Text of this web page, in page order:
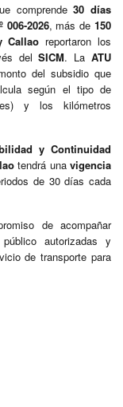
comprende30 días
2026, más de150
Callao reportaron los
delSICM. LaATU
del subsidio que
según el tipo de
y los kilómetros
y Continuidad
tendrá unavigencia
de 30 días cada
de acompañar
autorizadas y
de transporte para